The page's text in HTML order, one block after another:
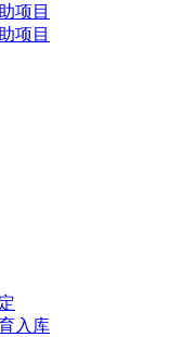
项目
项目
入库